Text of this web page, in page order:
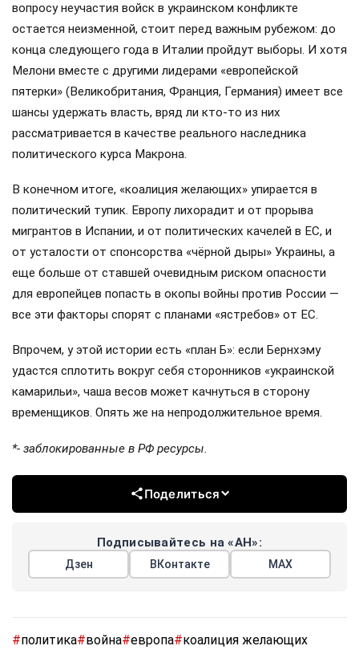
вопросу неучастия войск в украинском конфликте
остается неизменной, стоит перед важным рубежом: до
конца следующего года в Италии пройдут выборы. И хотя
Мелони вместе с другими лидерами «европейской
пятерки» (Великобритания, Франция, Германия) имеет все
шансы удержать власть, вряд ли кто-то из них
рассматривается в качестве реального наследника
политического курса Макрона.
В конечном итоге, «коалиция желающих» упирается в
политический тупик. Европу лихорадит и от прорыва
мигрантов в Испании, и от политических качелей в ЕС, и
от усталости от спонсорства «чёрной дыры» Украины, а
еще больше от ставшей очевидным риском опасности
для европейцев попасть в окопы войны против России —
все эти факторы спорят с планами «ястребов» от ЕС.
Впрочем, у этой истории есть «план Б»: если Бернхэму
удастся сплотить вокруг себя сторонников «украинской
камарильи», чаша весов может качнуться в сторону
временщиков. Опять же на непродолжительное время.
*- заблокированные в РФ ресурсы.
Поделиться
Подписывайтесь на «АН»:
Дзен ВКонтакте МАХ
#политика#война#европа#коалиция желающих